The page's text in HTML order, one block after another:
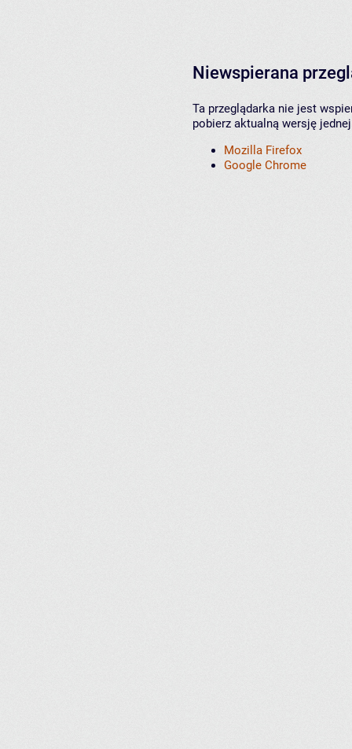
Niewspierana
Ta przeglądarka nie jest
pobierz aktualną wersję
Mozilla Firefox
Google Chrome